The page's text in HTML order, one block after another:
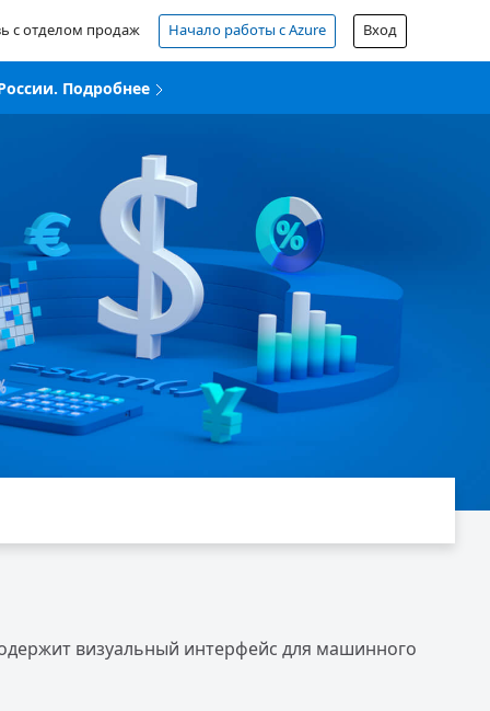
с отделом продаж Начало работы с Azure Вход
Подробнее
Бесплатная учетная запись
визуальный интерфейс для машинного